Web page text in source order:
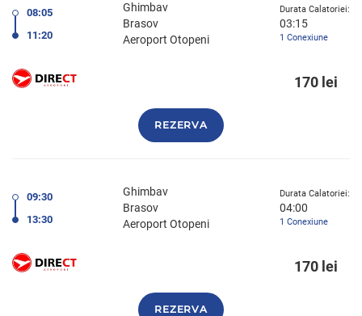
08:05
11:20
Ghimbav
Brasov
Aeroport Otopeni
Durata Calatoriei:
03:15
1 Conexiune
170 lei
REZERVA
09:30
13:30
Ghimbav
Brasov
Aeroport Otopeni
Durata Calatoriei:
04:00
1 Conexiune
170 lei
REZERVA